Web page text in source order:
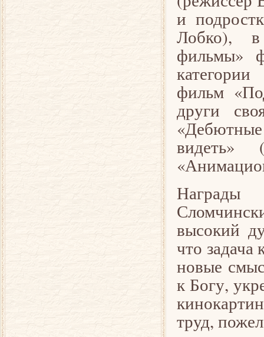
и
Лобко), в
фильмы»
фильм
други
видеть»
Награды
высокий
что задача
новые
к Богу,
труд,